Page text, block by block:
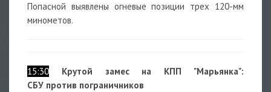
Попасной выявлены огневые позиции трех 120-мм
минометов.
15:30
Крутой замес на КПП "Марьянка":
СБУ против пограничников